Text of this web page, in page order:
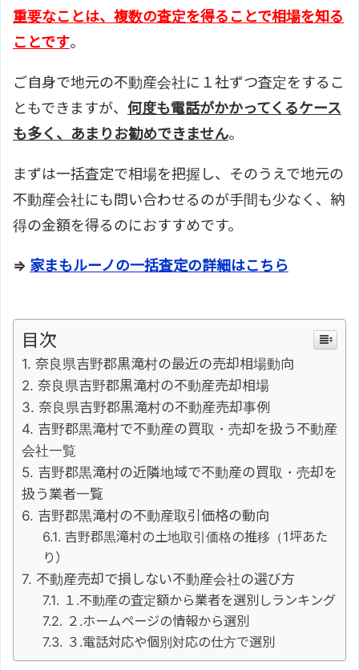
重要なことは、複数の査定を得ることで相場を知る
ことです。
ご自身で地元の不動産会社に１社ずつ査定をするこ
ともできますが、 何度も電話がかかってくるケース
も多く、あまりお勧めできません。
まずは一括査定で相場を把握し、そのうえで地元の
不動産会社にも問い合わせるのが手間も少なく、納
得の金額を得るのにおすすめです。
⇒ 家まもルーノの一括査定の詳細はこちら
目次
奈良県吉野郡黒滝村の最近の売却相場動向
奈良県吉野郡黒滝村の不動産売却相場
奈良県吉野郡黒滝村の不動産売却事例
吉野郡黒滝村で不動産の買取・売却を扱う不動産
会社一覧
吉野郡黒滝村の近隣地域で不動産の買取・売却を
扱う業者一覧
吉野郡黒滝村の不動産取引価格の動向
吉野郡黒滝村の土地取引価格の推移（1坪あた
り）
不動産売却で損しない不動産会社の選び方
１.不動産の査定額から業者を選別しランキング
２.ホームページの情報から選別
３.電話対応や個別対応の仕方で選別